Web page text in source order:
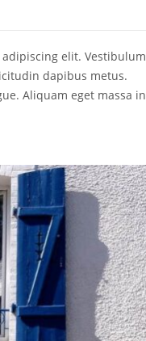
elit. Vestibulum
dapibus metus.
Aliquam eget massa in